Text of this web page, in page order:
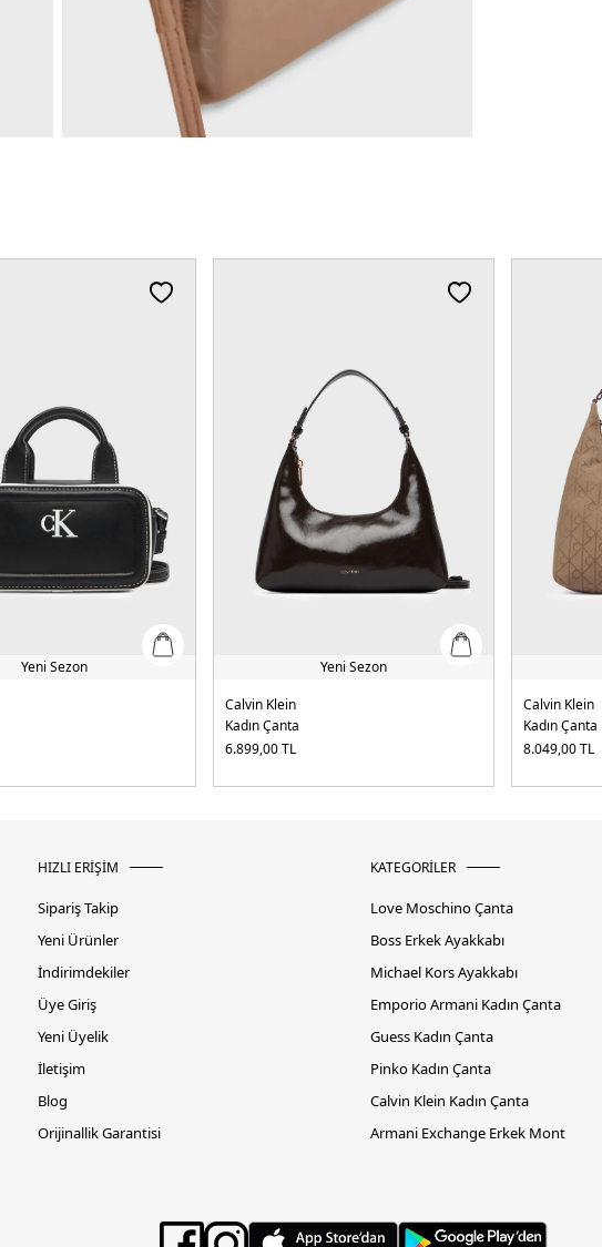
Yeni Sezon
Yeni Sezon
Calvin Klein
Kadın Çanta
6.899,00TL
Calvin Klein
Kadın Çanta
8.049,00TL
HIZLI ERİŞİM
Sipariş Takip
Yeni Ürünler
İndirimdekiler
Üye Giriş
Yeni Üyelik
İletişim
Blog
Orijinallik Garantisi
KATEGORİLER
Love Moschino Çanta
Boss Erkek Ayakkabı
Michael Kors Ayakkabı
Emporio Armani Kadın Çanta
Guess Kadın Çanta
Pinko Kadın Çanta
Calvin Klein Kadın Çanta
Armani Exchange Erkek Mont